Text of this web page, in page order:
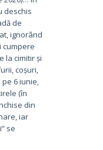
deschis
de
ignorând
cumpere
la cimitir și
coșuri,
pe 6 iunie,
(în
din
iar
se